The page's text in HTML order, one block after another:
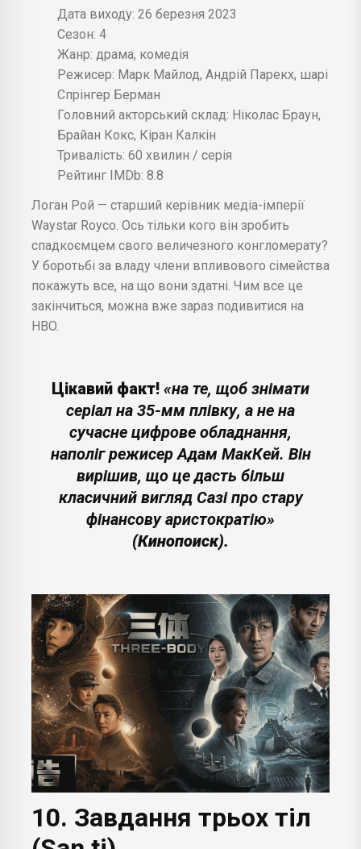
Дата виходу: 26 березня 2023
Сезон: 4
Жанр: драма, комедія
Режисер: Марк Майлод, Андрій Парекх, шарі
Спрінгер Берман
Головний акторський склад: Ніколас Браун,
Брайан Кокс, Кіран Калкін
Тривалість: 60 хвилин / серія
Рейтинг IMDb: 8.8
Логан Рой — старший керівник медіа-імперії
Waystar Royco. Ось тільки кого він зробить
спадкоємцем свого величезного конгломерату?
У боротьбі за владу члени впливового сімейства
покажуть все, на що вони здатні. Чим все це
закінчиться, можна вже зараз подивитися на
HBO.
Цікавий факт! «на те, щоб знімати
серіал на 35-мм плівку, а не на
сучасне цифрове обладнання,
наполіг режисер Адам МакКей. Він
вирішив, що це дасть більш
класичний вигляд Сазі про стару
фінансову аристократію»
(Кинопоиск).
10. Завдання трьох тіл